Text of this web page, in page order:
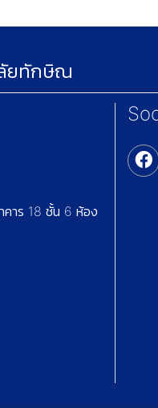
ลัยทักษิณ
คาร 18 ชั้น 6 ห้อง